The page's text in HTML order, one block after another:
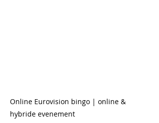
Online Eurovision bingo | online &
hybride evenement